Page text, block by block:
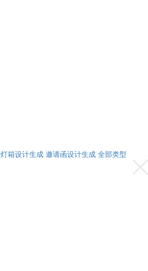
灯箱设计生成 邀请函设计生成 全部类型